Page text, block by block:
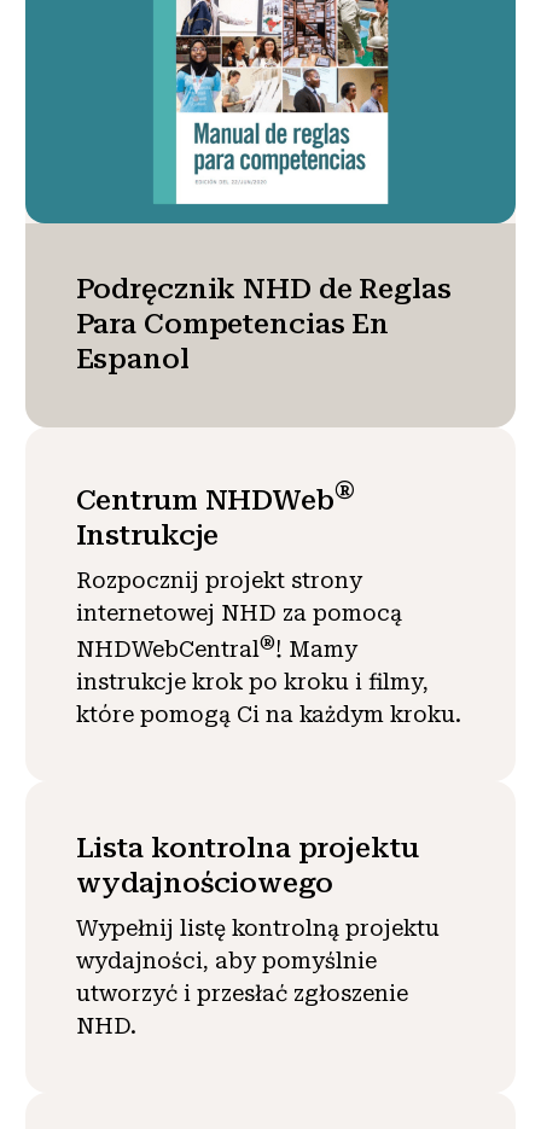
Podręcznik NHD de Reglas
Para Competencias En
Espanol
Centrum NHDWeb®
Instrukcje
Rozpocznij projekt strony
internetowej NHD za pomocą
NHDWebCentral®! Mamy
instrukcje krok po kroku i filmy,
które pomogą Ci na każdym kroku.
Lista kontrolna projektu
wydajnościowego
Wypełnij listę kontrolną projektu
wydajności, aby pomyślnie
utworzyć i przesłać zgłoszenie
NHD.